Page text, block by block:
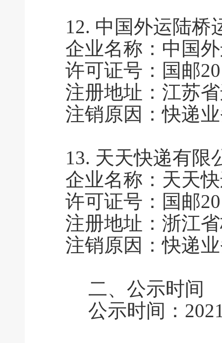
12. 中国外运陆桥
企业名称：中国
许可证号：国邮
注册地址：江苏
注销原因：快递
13. 天天快递有限
企业名称：天天
许可证号：国邮
注册地址：浙江
注销原因：快递
二、公示时间
公示时间：2021